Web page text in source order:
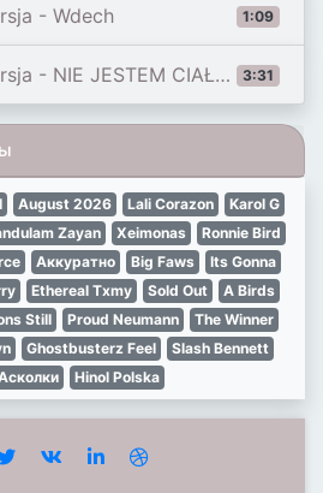
1:09
- Wdech
3:31
JESTEM CIAŁEM ft. Opał
August 2026 Lali Corazon
Karol G
Zayan Xeimonas
Ronnie Bird
Аккуратно Big Faws
Its Gonna
Ethereal Txmy Sold Out
A Birds
Still Proud Neumann
The Winner
Ghostbusterz Feel
Slash Bennett
Hinol Polska